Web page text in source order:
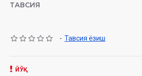
O‘lchami:
ТАВСИЯ
- Тавсия ёзиш
ЙЎҚ